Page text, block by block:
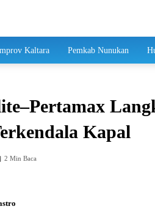
Kaltara Pemkab Nunukan
Kapal
2 Min Baca